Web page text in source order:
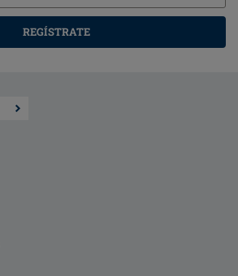
REGÍSTRATE